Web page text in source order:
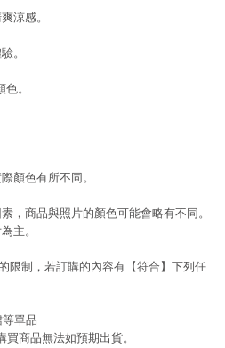
涼感。
。
。
顏色有所不同。
，商品與照片的顏色可能會略有不同。
主。
限制，若訂購的內容有【符合】下列任
單品
商品無法如預期出貨。